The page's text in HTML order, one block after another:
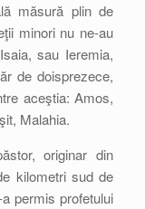
măsură plin de
minori nu ne-au
sau Ieremia,
de doisprezece,
aceştia: Amos,
Malahia.
originar din
kilometri sud de
permis profetului